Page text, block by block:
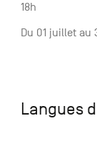
18h
Du 01 juillet au
Langues